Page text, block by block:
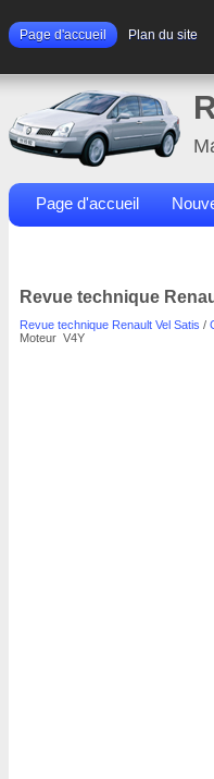
Page d'accueil Plan du site
Page d'accueil
Revue technique
Revue technique Renault Vel Satis /
Moteur V4Y